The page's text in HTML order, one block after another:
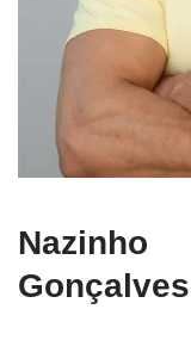
Nazinho
Gonçalves